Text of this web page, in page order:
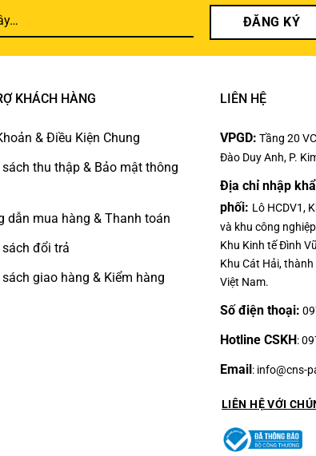
ĐĂNG KÝ
KHÁCH HÀNG
& Điều Kiện Chung
sách thu thập & Bảo mật thông
dẫn mua hàng & Thanh toán
sách đổi trả
sách giao hàng & Kiểm hàng
LIÊN HỆ
VPGD: Tầng 20
Đào Duy Anh, P.
Địa chỉ nhập
phối: Lô HCDV1,
và khu công
Khu Kinh tế Đình
Khu Cát Hải,
Việt Nam.
Số điện thoại:
Hotline CSKH:
Email: info@cns-
LIÊN HỆ VỚI